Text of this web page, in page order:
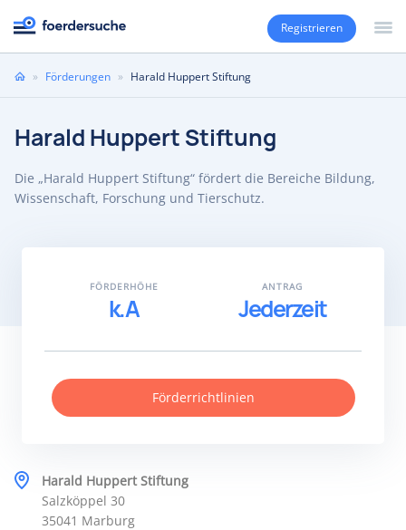
Registrieren
Sie» Förderungen » Harald Huppert Stiftung
Harald Huppert Stiftung
Die „Harald Huppert Stiftung“ fördert die Bereiche Bildung,
Wissenschaft, Forschung und Tierschutz.
Harald Huppert Stiftung
Salzköppel 30
35041 Marburg
FÖRDERHÖHE
k.A
ANTRAG
Jederzeit
Förderrichtlinien